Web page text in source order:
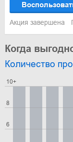
Акция завершена
Когда
Количество
6
8
10+